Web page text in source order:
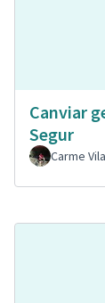
Canviar
Segur
Carme